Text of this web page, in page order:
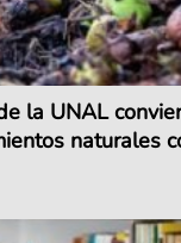
la UNAL
naturales